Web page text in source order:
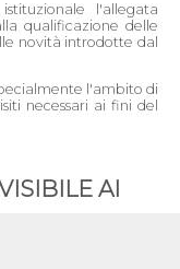
l'allegata
qualificazione delle
novità introdotte dal
l'ambito di
necessari ai fini del
AI